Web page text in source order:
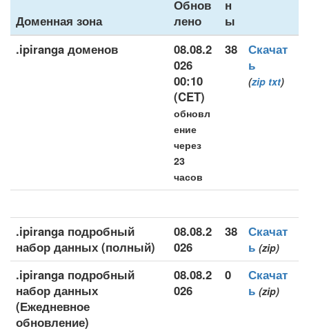
Доменная зона
Обнов
лено
н
ы
.ipiranga доменов
08.08.2
026
00:10
(CET)
обновл
ение
через
23
часов
38
Скачат
ь
(zip txt)
.ipiranga подробный
набор данных (полный)
08.08.2
026
38
Скачат
ь (zip)
.ipiranga подробный
набор данных
(Ежедневное
обновление)
08.08.2
026
0
Скачат
ь (zip)